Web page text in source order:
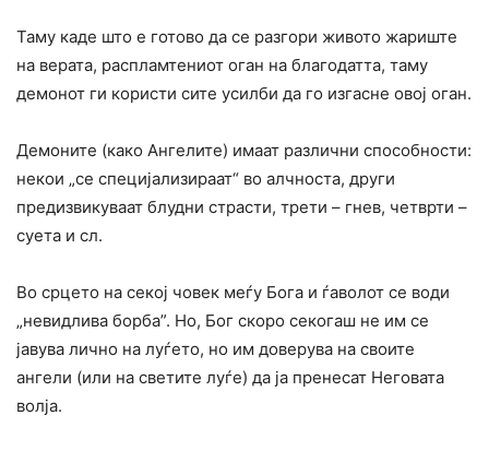
Таму каде што е готово да се разгори живото жариште
на верата, распламтениот оган на благодатта, таму
демонот ги користи сите усилби да го изгасне овој оган.
Демоните (како Ангелите) имаат различни способности:
некои „се специјализираат“ во алчноста, други
предизвикуваат блудни страсти, трети – гнев, четврти –
суета и сл.
Во срцето на секој човек меѓу Бога и ѓаволот се води
„невидлива борба”. Но, Бог скоро секогаш не им се
јавува лично на луѓето, но им доверува на своите
ангели (или на светите луѓе) да ја пренесат Неговата
волја.